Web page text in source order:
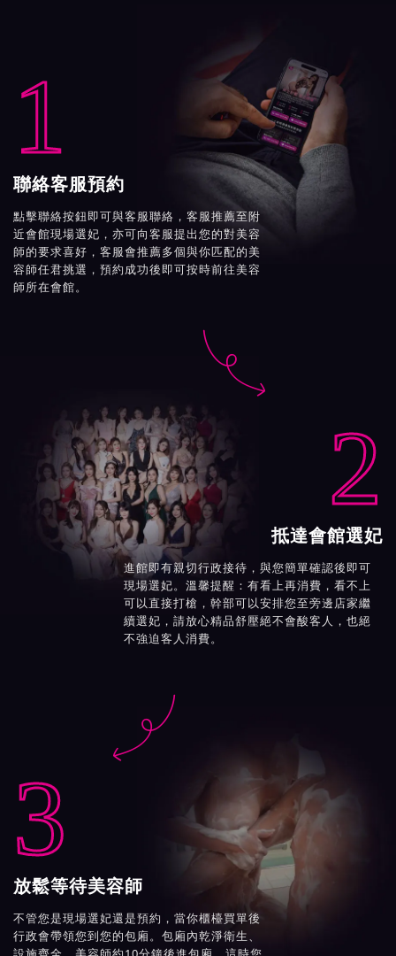
1
聯絡客服預約
點擊聯絡按鈕即可與客服聯絡，客服推薦至附
近會館現場選妃，亦可向客服提出您的對美容
師的要求喜好，客服會推薦多個與你匹配的美
容師任君挑選，預約成功後即可按時前往美容
師所在會館。

2
抵達會館選妃
進館即有親切行政接待，與您簡單確認後即可
現場選妃。溫馨提醒：有看上再消費，看不上
可以直接打槍，幹部可以安排您至旁邊店家繼
續選妃，請放心精品舒壓絕不會酸客人，也絕
不強迫客人消費。

3
放鬆等待美容師
不管您是現場選妃還是預約，當你櫃檯買單後
行政會帶領您到您的包廂。包廂內乾淨衛生、